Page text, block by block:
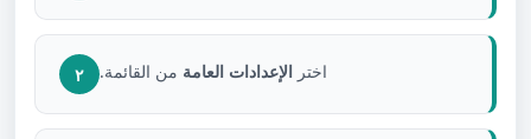
٢ اختر الإعدادات العامة من القائمة.